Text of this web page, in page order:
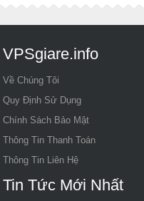
VPSgiare.info
Về Chúng Tôi
Quy Định Sử Dụng
Chính Sách Bảo Mật
Thông Tin Thanh Toán
Thông Tin Liên Hệ
Tin Tức Mới Nhất